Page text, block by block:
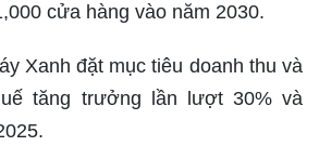
cửa hàng vào năm 2030.
Xanh đặt mục tiêu doanh thu và
tăng trưởng lần lượt 30% và